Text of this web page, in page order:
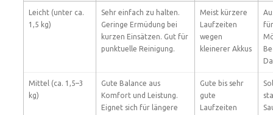
Leicht (unter ca.
1,5 kg)
Sehr einfach zu halten.
Geringe Ermüdung bei
kurzen Einsätzen. Gut für
punktuelle Reinigung.
Meist kürzere
Laufzeiten
wegen
kleinerer Akkus
Mittel (ca. 1,5–3
kg)
Gute Balance aus
Komfort und Leistung.
Eignet sich für längere
Gute bis sehr
gute
Laufzeiten